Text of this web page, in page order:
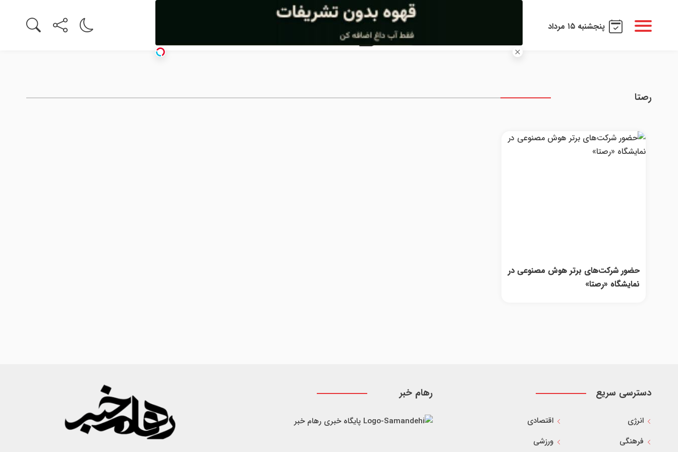
پنجشنبه ۱۵ مرداد
رصتا
حضور شرکت‌های برتر هوش مصنوعی در
نمایشگاه «رصتا»
دسترسی سریع
انرژی
اقتصادی
فرهنگی
ورزشی
رهام خبر
پایگاه خبری رهام خبر